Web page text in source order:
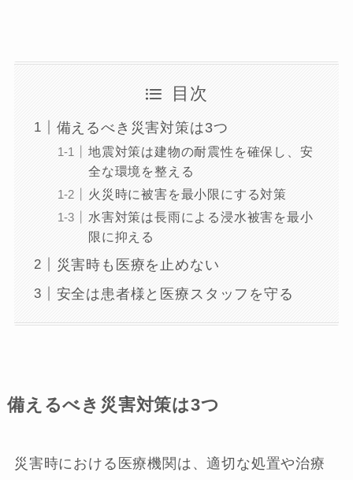
目次
備えるべき災害対策は3つ
地震対策は建物の耐震性を確保し、安
全な環境を整える
火災時に被害を最小限にする対策
水害対策は長雨による浸水被害を最小
限に抑える
災害時も医療を止めない
安全は患者様と医療スタッフを守る
備えるべき災害対策は3つ
災害時における医療機関は、適切な処置や治療